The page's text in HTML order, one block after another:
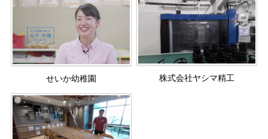
せいか幼稚園 株式会社ヤシマ精工